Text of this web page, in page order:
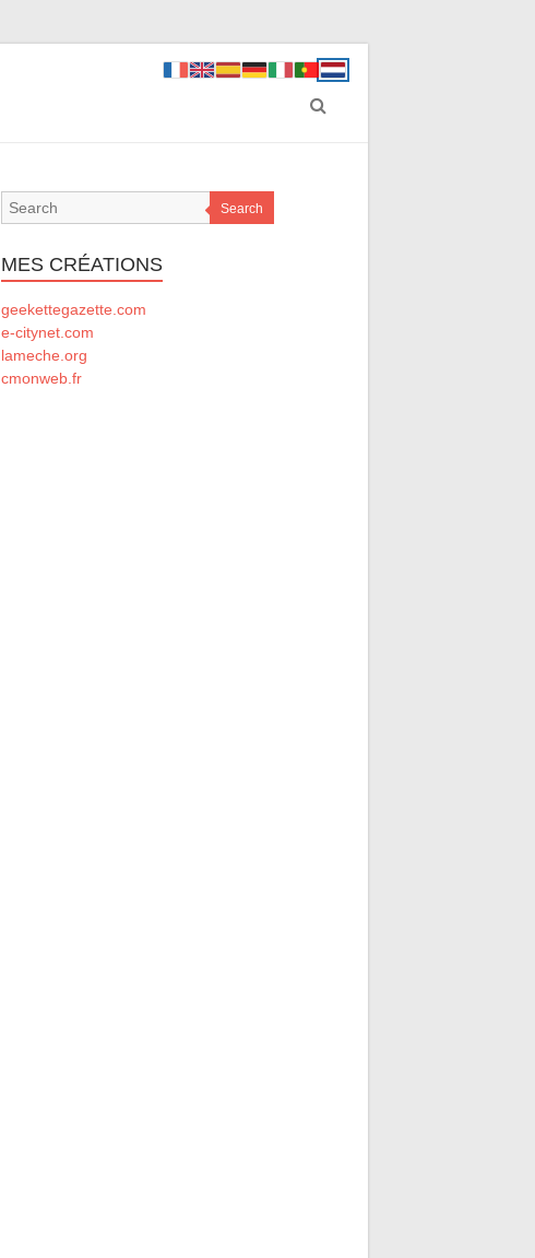
Search
MES CRÉATIONS
geekettegazette.com
e-citynet.com
lameche.org
cmonweb.fr